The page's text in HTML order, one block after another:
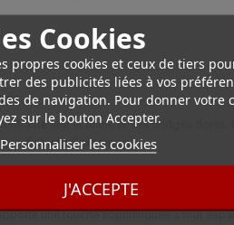
Cookies
propres cookies et ceux de tiers
des publicités liées à vos
de navigation. Pour donner votre
sur le bouton Accepter.
Personnaliser les cookies
J'ACCEPTE
noir et blanc et ses bridges dorés.
d’objets d’exception.
grâce à sa porcelaine de qualité
l’iconique portrait de Ché, faisant de cet
une touche sophistiquée à tout